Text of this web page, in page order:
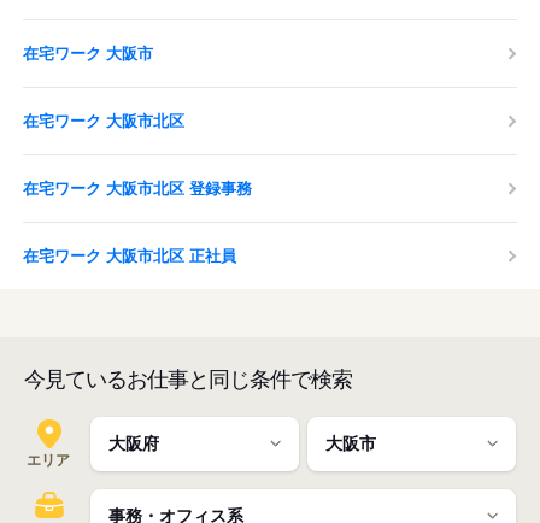
在宅ワーク 大阪市
在宅ワーク 大阪市北区
在宅ワーク 大阪市北区 登録事務
在宅ワーク 大阪市北区 正社員
今見ているお仕事と同じ条件で検索
エリア